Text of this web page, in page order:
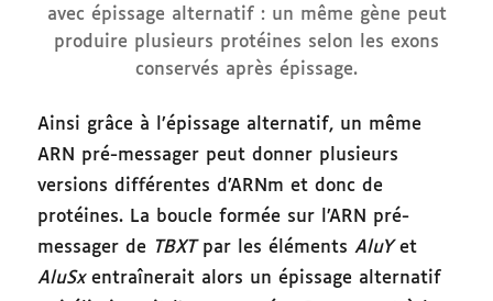
avec épissage alternatif : un même gène peut
produire plusieurs protéines selon les exons
conservés après épissage.
Ainsi grâce à l’épissage alternatif, un même
ARN pré-messager peut donner plusieurs
versions différentes d’ARNm et donc de
protéines. La boucle formée sur l’ARN pré-
messager de TBXT par les élémentsAluYet
AluSxentraînerait alors un épissage alternatif